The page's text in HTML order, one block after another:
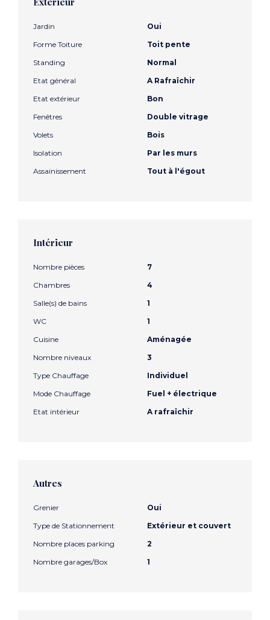
Jardin
Oui
Forme Toiture
Toit pente
Standing
Normal
Etat général
A Rafraîchir
Etat extérieur
Bon
Fenêtres
Double vitrage
Volets
Bois
Isolation
Par les murs
Assainissement
Tout à l'égout
Intérieur
Nombre pièces
7
Chambres
4
Salle(s) de bains
1
WC
1
Cuisine
Aménagée
Nombre niveaux
3
Type Chauffage
Individuel
Mode Chauffage
Fuel + électrique
Etat intérieur
A rafraîchir
Autres
Grenier
Oui
Type de Stationnement
Extérieur et couvert
Nombre places parking
2
Nombre garages/Box
1